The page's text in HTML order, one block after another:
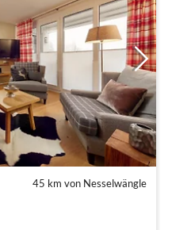
45 km von Nesselwängle